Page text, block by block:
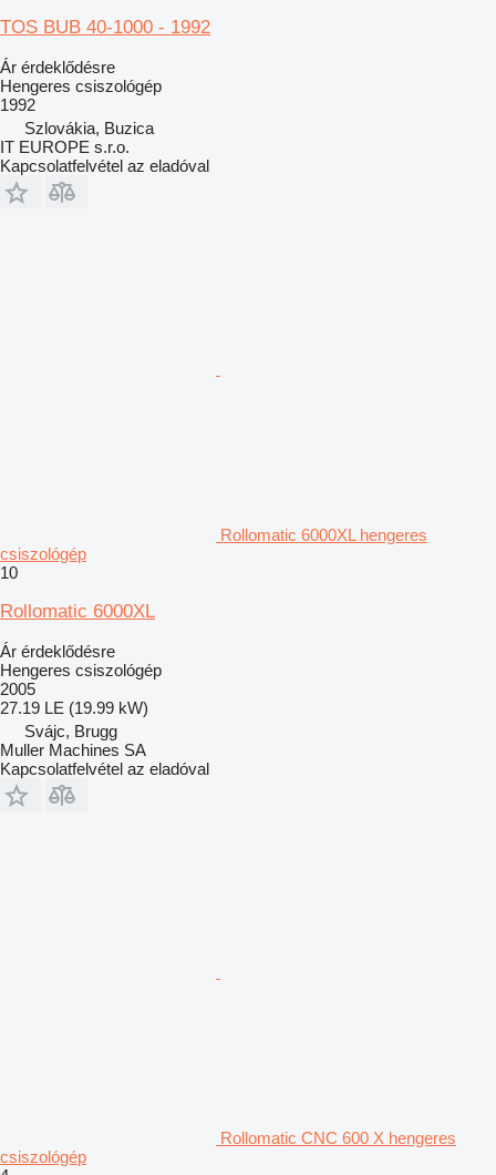
TOS BUB 40-1000 - 1992
Ár érdeklődésre
Hengeres csiszológép
1992
Szlovákia, Buzica
IT EUROPE s.r.o.
Kapcsolatfelvétel az eladóval
Rollomatic 6000XL hengeres
csiszológép
10
Rollomatic 6000XL
Ár érdeklődésre
Hengeres csiszológép
2005
27.19 LE (19.99 kW)
Svájc, Brugg
Muller Machines SA
Kapcsolatfelvétel az eladóval
Rollomatic CNC 600 X hengeres
csiszológép